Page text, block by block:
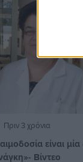
Πριν 3 χρόνια
είναι
Βίντεο